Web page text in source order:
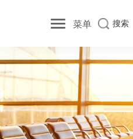
菜单 搜索